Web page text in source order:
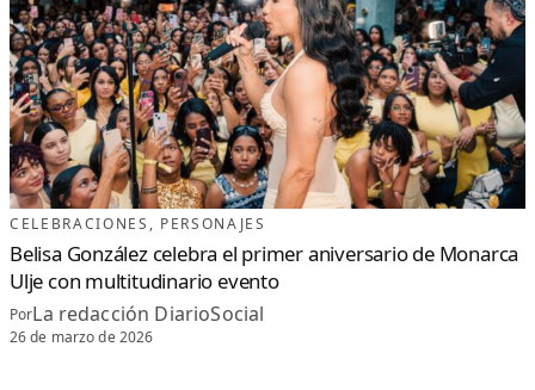
CELEBRACIONES, PERSONAJES
Belisa González celebra el primer aniversario de Monarca
Ulje con multitudinario evento
PorLa redacción DiarioSocial
26 de marzo de 2026